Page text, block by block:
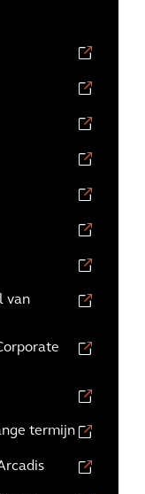
van
termijn